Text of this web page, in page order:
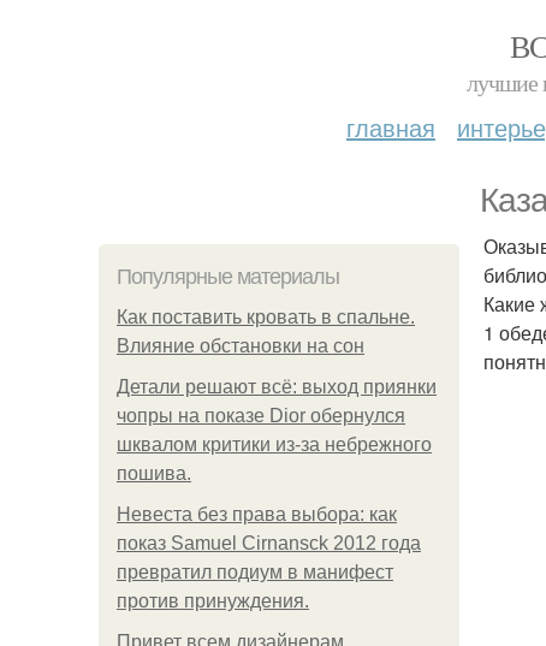
лучшие
главная
Популярные материалы
Как поставить кровать в спальне.
Влияние обстановки на сон
Детали решают всё: выход приянки
чопры на показе Dior обернулся
шквалом критики из-за небрежного
пошива.
Невеста без права выбора: как
показ Samuel Cirnansck 2012 года
превратил подиум в манифест
против принуждения.
Привет всем дизайнерам
Какие
1